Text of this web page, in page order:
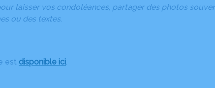
laisser vos condoléances, partager des photos
ou des textes.
est disponible ici.